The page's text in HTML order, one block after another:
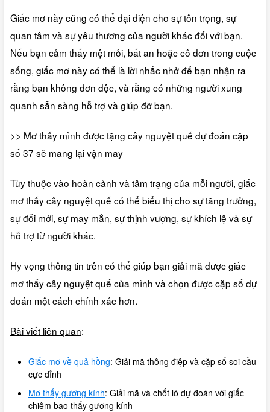
Giấc mơ này cũng có thể đại diện cho sự tôn trọng, sự
quan tâm và sự yêu thương của người khác đối với bạn.
Nếu bạn cảm thấy mệt mỏi, bất an hoặc cô đơn trong cuộc
sống, giấc mơ này có thể là lời nhắc nhở để bạn nhận ra
rằng bạn không đơn độc, và rằng có những người xung
quanh sẵn sàng hỗ trợ và giúp đỡ bạn.
>> Mơ thấy mình được tặng cây nguyệt quế dự đoán cặp
số 37 sẽ mang lại vận may
Tùy thuộc vào hoàn cảnh và tâm trạng của mỗi người, giấc
mơ thấy cây nguyệt quế có thể biểu thị cho sự tăng trưởng,
sự đổi mới, sự may mắn, sự thịnh vượng, sự khích lệ và sự
hỗ trợ từ người khác.
Hy vọng thông tin trên có thể giúp bạn giải mã được giấc
mơ thấy cây nguyệt quế của mình và chọn được cặp số dự
đoán một cách chính xác hơn.
Bài viết liên quan:
Giấc mơ về quả hồng: Giải mã thông điệp và cặp số soi cầu
cực đỉnh
Mơ thấy gương kính: Giải mã và chốt lô dự đoán với giấc
chiêm bao thấy gương kính